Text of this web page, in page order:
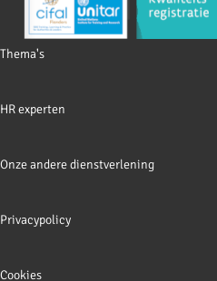
Footer
Thema's
HR experten
Onze andere dienstverlening
Privacypolicy
Cookies